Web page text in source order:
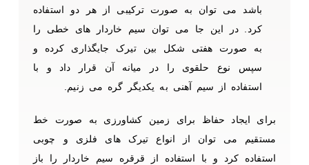
باشد می توان به صورت ترکیبی از هر دو استفاده
کرد. در این جا می توان سیم خاردار های خطی را
به صورت هفتی شکل بین تیرک جایگذاری کرده و
سپس نوع حلقوی را در میانه آن قرار داد و با
استفاده از سیم آهنی به یکدیگر گره می زنیم.
برای ایجاد حفاظ برای زمین کشاورزی به صورت خط
مستقیم می توان از انواع تیرک های فلزی و چوبی
استفاده کرد و با استفاده از قرقره سیم خاردار را باز